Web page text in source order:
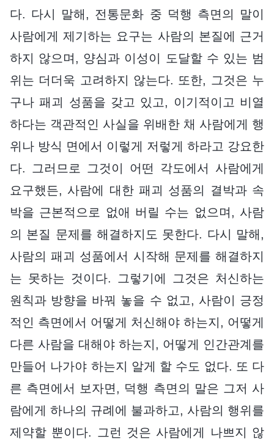
다. 다시 말해, 전통문화 중 덕행 측면의 말이
사람에게 제기하는 요구는 사람의 본질에 근거
하지 않으며, 양심과 이성이 도달할 수 있는 범
위는 더더욱 고려하지 않는다. 또한, 그것은 누
구나 패괴 성품을 갖고 있고, 이기적이고 비열
하다는 객관적인 사실을 위배한 채 사람에게 행
위나 방식 면에서 이렇게 저렇게 하라고 강요한
다. 그러므로 그것이 어떤 각도에서 사람에게
요구했든, 사람에 대한 패괴 성품의 결박과 속
박을 근본적으로 없애 버릴 수는 없으며, 사람
의 본질 문제를 해결하지도 못한다. 다시 말해,
사람의 패괴 성품에서 시작해 문제를 해결하지
는 못하는 것이다. 그렇기에 그것은 처신하는
원칙과 방향을 바꿔 놓을 수 없고, 사람이 긍정
적인 측면에서 어떻게 처신해야 하는지, 어떻게
다른 사람을 대해야 하는지, 어떻게 인간관계를
만들어 나가야 하는지 알게 할 수도 없다. 또 다
른 측면에서 보자면, 덕행 측면의 말은 그저 사
람에게 하나의 규례에 불과하고, 사람의 행위를
제약할 뿐이다. 그런 것은 사람에게 나쁘지 않